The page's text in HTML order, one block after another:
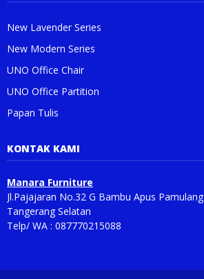
New Lavender Series
New Modern Series
UNO Office Chair
UNO Office Partition
Papan Tulis
KONTAK KAMI
Manara Furniture
Jl.Pajajaran No.32 G Bambu Apus Pamulang
Tangerang Selatan
Telp/ WA : 087770215088